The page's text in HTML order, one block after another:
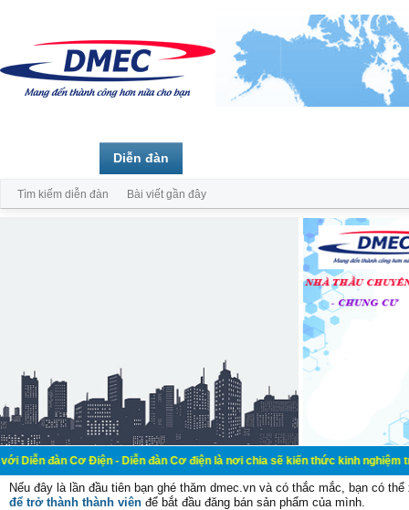
Cơ Điện - Diễn đàn Cơ điện là nơi chia sẽ kiến thức kinh nghiệm trong
Nếu đây là lần đầu tiên bạn ghé thăm dmec.vn và có thắc mắc, bạn có
để trở thành thành viên để bắt đầu đăng bán sản phẩm của mình.
Diễn đàn
Tìm kiếm diễn đàn Bài viết gần đây